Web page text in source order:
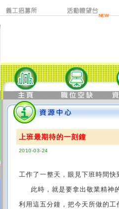
上班最期待的一刻鐘
2010-03-24
工作了一整天，眼見下班時間
此時，就是要拿出敬業精神
利用這五分鐘，把今天所做的